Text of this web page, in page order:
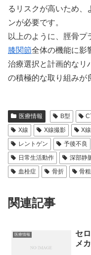
るリスクが高いため、
ンが必要です。
以上のように、脛骨プ
膝関節全体の機能に影
治療選択と計画的なリ
の積極的な取り組みが
医療情報 B型
X線
X線撮影 X
レントゲン
予後不良
日常生活動作
深部静
血栓症
骨折 骨
関連記事
医療情報
セ
メ